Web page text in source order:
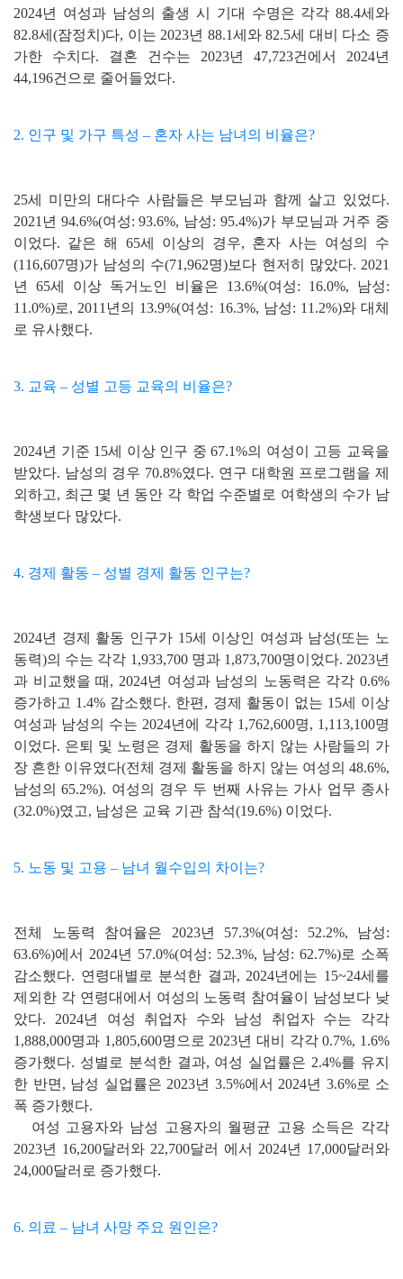
2024년 여성과 남성의 출생 시 기대 수명은 각각 88.4세와
82.8세(잠정치)다, 이는 2023년 88.1세와 82.5세 대비 다소 증
가한 수치다. 결혼 건수는 2023년 47,723건에서 2024년
44,196건으로 줄어들었다.
2. 인구 및 가구 특성 – 혼자 사는 남녀의 비율은?
25세 미만의 대다수 사람들은 부모님과 함께 살고 있었다.
2021년 94.6%(여성: 93.6%, 남성: 95.4%)가 부모님과 거주 중
이었다. 같은 해 65세 이상의 경우, 혼자 사는 여성의 수
(116,607명)가 남성의 수(71,962명)보다 현저히 많았다. 2021
년 65세 이상 독거노인 비율은 13.6%(여성: 16.0%, 남성:
11.0%)로, 2011년의 13.9%(여성: 16.3%, 남성: 11.2%)와 대체
로 유사했다.
3. 교육 – 성별 고등 교육의 비율은?
2024년 기준 15세 이상 인구 중 67.1%의 여성이 고등 교육을
받았다. 남성의 경우 70.8%였다. 연구 대학원 프로그램을 제
외하고, 최근 몇 년 동안 각 학업 수준별로 여학생의 수가 남
학생보다 많았다.
4. 경제 활동 – 성별 경제 활동 인구는?
2024년 경제 활동 인구가 15세 이상인 여성과 남성(또는 노
동력)의 수는 각각 1,933,700 명과 1,873,700명이었다. 2023년
과 비교했을 때, 2024년 여성과 남성의 노동력은 각각 0.6%
증가하고 1.4% 감소했다. 한편, 경제 활동이 없는 15세 이상
여성과 남성의 수는 2024년에 각각 1,762,600명, 1,113,100명
이었다. 은퇴 및 노령은 경제 활동을 하지 않는 사람들의 가
장 흔한 이유였다(전체 경제 활동을 하지 않는 여성의 48.6%,
남성의 65.2%). 여성의 경우 두 번째 사유는 가사 업무 종사
(32.0%)였고, 남성은 교육 기관 참석(19.6%) 이었다.
5. 노동 및 고용 – 남녀 월수입의 차이는?
전체 노동력 참여율은 2023년 57.3%(여성: 52.2%, 남성:
63.6%)에서 2024년 57.0%(여성: 52.3%, 남성: 62.7%)로 소폭
감소했다. 연령대별로 분석한 결과, 2024년에는 15~24세를
제외한 각 연령대에서 여성의 노동력 참여율이 남성보다 낮
았다. 2024년 여성 취업자 수와 남성 취업자 수는 각각
1,888,000명과 1,805,600명으로 2023년 대비 각각 0.7%, 1.6%
증가했다. 성별로 분석한 결과, 여성 실업률은 2.4%를 유지
한 반면, 남성 실업률은 2023년 3.5%에서 2024년 3.6%로 소
폭 증가했다.
여성 고용자와 남성 고용자의 월평균 고용 소득은 각각
2023년 16,200달러와 22,700달러 에서 2024년 17,000달러와
24,000달러로 증가했다.
6. 의료 – 남녀 사망 주요 원인은?